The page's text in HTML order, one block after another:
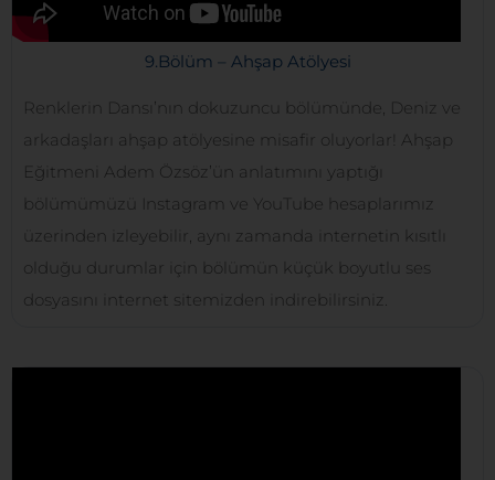
9.Bölüm – Ahşap Atölyesi
Renklerin Dansı’nın dokuzuncu bölümünde, Deniz ve
arkadaşları ahşap atölyesine misafir oluyorlar! Ahşap
Eğitmeni Adem Özsöz’ün anlatımını yaptığı
bölümümüzü Instagram ve YouTube hesaplarımız
üzerinden izleyebilir, aynı zamanda internetin kısıtlı
olduğu durumlar için bölümün küçük boyutlu ses
dosyasını internet sitemizden indirebilirsiniz.